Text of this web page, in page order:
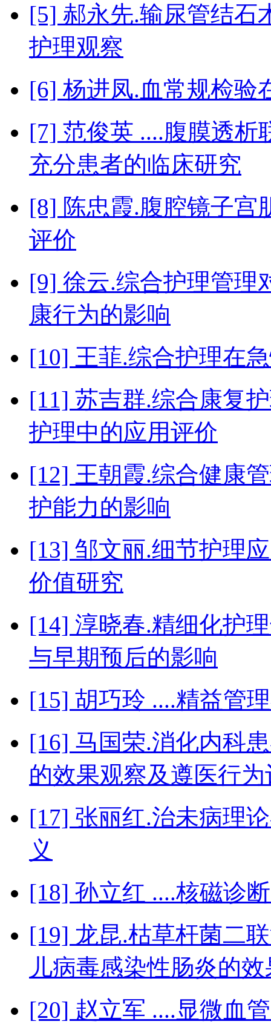
[5] 郝永先.输尿管结石
护理观察
[6] 杨进凤.血常规检验
[7] 范俊英 ....腹膜透析
充分患者的临床研究
[8] 陈忠霞.腹腔镜子宫
评价
[9] 徐云.综合护理管理
康行为的影响
[10] 王菲.综合护理在
[11] 苏吉群.综合康复
护理中的应用评价
[12] 王朝霞.综合健康
护能力的影响
[13] 邹文丽.细节护理
价值研究
[14] 淳晓春.精细化护
与早期预后的影响
[15] 胡巧玲 ....精益管
[16] 马国荣.消化内科
的效果观察及遵医行
[17] 张丽红.治未病理
义
[18] 孙立红 ....核磁诊
[19] 龙昆.枯草杆菌二
儿病毒感染性肠炎的
[20] 赵立军 ....显微血